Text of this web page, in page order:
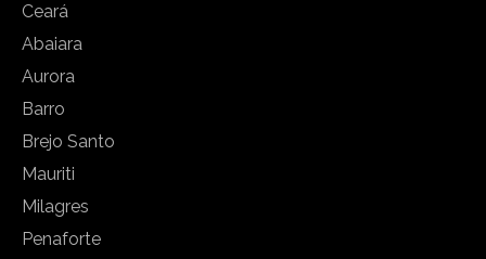
Ceará
Abaiara
Aurora
Barro
Brejo Santo
Mauriti
Milagres
Penaforte